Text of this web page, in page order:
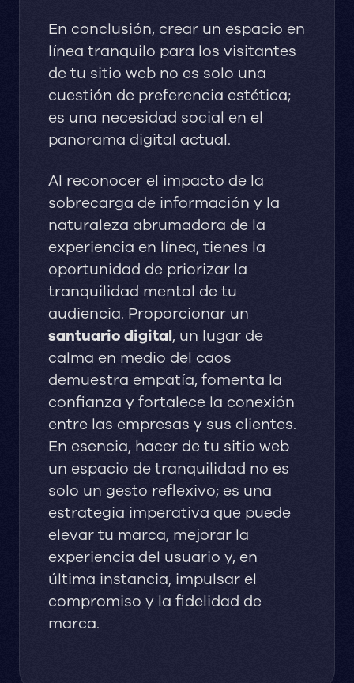
En conclusión, crear un espacio en
línea tranquilo para los visitantes
de tu sitio web no es solo una
cuestión de preferencia estética;
es una necesidad social en el
panorama digital actual.
Al reconocer el impacto de la
sobrecarga de información y la
naturaleza abrumadora de la
experiencia en línea, tienes la
oportunidad de priorizar la
tranquilidad mental de tu
audiencia. Proporcionar un
santuario digital, un lugar de
calma en medio del caos
demuestra empatía, fomenta la
confianza y fortalece la conexión
entre las empresas y sus clientes.
En esencia, hacer de tu sitio web
un espacio de tranquilidad no es
solo un gesto reflexivo; es una
estrategia imperativa que puede
elevar tu marca, mejorar la
experiencia del usuario y, en
última instancia, impulsar el
compromiso y la fidelidad de
marca.